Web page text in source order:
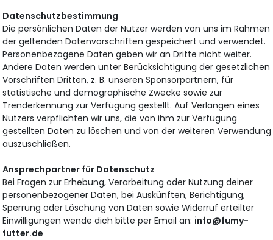
Datenschutzbestimmung
Die persönlichen Daten der Nutzer werden von uns im Rahmen
der geltenden Datenvorschriften gespeichert und verwendet.
Personenbezogene Daten geben wir an Dritte nicht weiter.
Andere Daten werden unter Berücksichtigung der gesetzlichen
Vorschriften Dritten, z. B. unseren Sponsorpartnern, für
statistische und demographische Zwecke sowie zur
Trenderkennung zur Verfügung gestellt. Auf Verlangen eines
Nutzers verpflichten wir uns, die von ihm zur Verfügung
gestellten Daten zu löschen und von der weiteren Verwendung
auszuschließen.
Ansprechpartner für Datenschutz
Bei Fragen zur Erhebung, Verarbeitung oder Nutzung deiner
personenbezogener Daten, bei Auskünften, Berichtigung,
Sperrung oder Löschung von Daten sowie Widerruf erteilter
Einwilligungen wende dich bitte per Email an: info@fumy-
futter.de